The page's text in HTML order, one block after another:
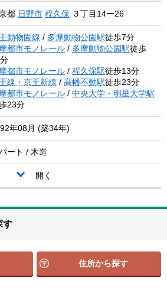
都 日野市 程久保 ３丁目14ー26
動物園線 / 多摩動物公園駅徒歩7分
都市モノレール / 多摩動物公園駅徒歩
都市モノレール / 程久保駅徒歩13分
線・京王新線 / 高幡不動駅徒歩23分
都市モノレール / 中央大学・明星大学駅
23分
年08月 (築34年)
ート / 木造
開く
す
住所から探す